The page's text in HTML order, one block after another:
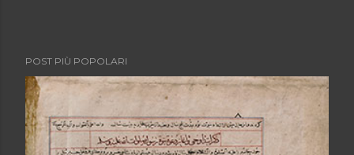
POST PIÙ POPOLARI